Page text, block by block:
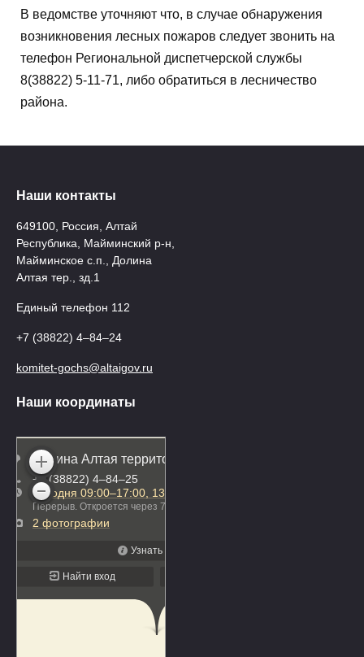
В ведомстве уточняют что, в случае обнаружения
возникновения лесных пожаров следует звонить на
телефон Региональной диспетчерской службы
8(38822) 5-11-71, либо обратиться в лесничество
района.
Наши контакты
649100, Россия, Алтай
Республика, Майминский р-н,
Майминское с.п., Долина
Алтая тер., зд.1
Единый телефон 112
+7 (38822) 4‒84‒24
komitet-gochs@altaigov.ru
Наши координаты